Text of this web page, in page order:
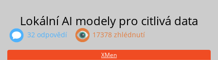
Lokální AI modely pro citlivá data
32 odpovědí 17378 zhlédnutí
XMen